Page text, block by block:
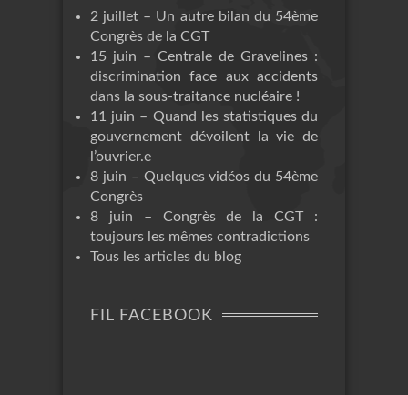
2 juillet – Un autre bilan du 54ème
Congrès de la CGT
15 juin – Centrale de Gravelines :
discrimination face aux accidents
dans la sous-traitance nucléaire !
11 juin – Quand les statistiques du
gouvernement dévoilent la vie de
l’ouvrier.e
8 juin – Quelques vidéos du 54ème
Congrès
8 juin – Congrès de la CGT :
toujours les mêmes contradictions
Tous les articles du blog
FIL FACEBOOK